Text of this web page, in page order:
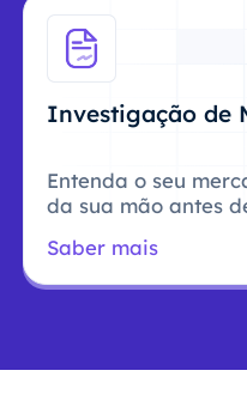
Investigação de
Entenda o seu
da sua mão antes
Saber mais